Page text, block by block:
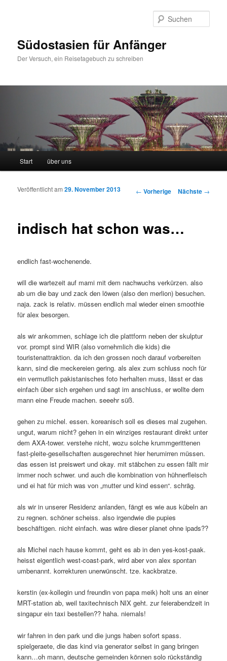
Südostasien für Anfänger
Der Versuch, ein Reisetagebuch zu schreiben
Zum Inhalt wechseln
Zum sekundären Inhalt wechseln
Start über uns
Artikelnavigation
← Vorherige Nächste →
indisch hat schon was…
Veröffentlicht am29. November 2013
endlich fast-wochenende.
will die wartezeit auf mami mit dem nachwuchs verkürzen. also
ab um die bay und zack den löwen (also den merlion) besuchen.
naja. zack is relativ. müssen endlich mal wieder einen smoothie
für alex besorgen.
als wir ankommen, schlage ich die plattform neben der skulptur
vor. prompt sind WIR (also vornehmlich die kids) die
touristenattraktion. da ich den grossen noch darauf vorbereiten
kann, sind die meckereien gering. als alex zum schluss noch für
ein vermutlich pakistanisches foto herhalten muss, lässt er das
einfach über sich ergehen und sagt im anschluss, er wollte dem
mann eine Freude machen. seeehr süß.
gehen zu michel. essen. koreanisch soll es dieses mal zugehen.
ungut, warum nicht? gehen in ein winziges restaurant direkt unter
dem AXA-tower. verstehe nicht, wozu solche krummgerittenen
fast-pleite-gesellschaften ausgerechnet hier herumirren müssen.
das essen ist preiswert und okay. mit stäbchen zu essen fällt mir
immer noch schwer. und auch die kombination von hühnerfleisch
und ei hat für mich was von „mutter und kind essen“. schräg.
als wir in unserer Residenz anlanden, fängt es wie aus kübeln an
zu regnen. schöner scheiss. also irgendwie die pupies
beschäftigen. nicht einfach. was wäre dieser planet ohne ipads??
als Michel nach hause kommt, geht es ab in den yes-kost-paak.
heisst eigentlich west-coast-park, wird aber von alex spontan
umbenannt. korrekturen unerwünscht. tze. kackbratze.
kerstin (ex-kollegin und freundin von papa meik) holt uns an einer
MRT-station ab, weil taxitechnisch NIX geht. zur feierabendzeit in
singapur ein taxi bestellen?? haha. niemals!
wir fahren in den park und die jungs haben sofort spass.
spielgeraete, die das kind via generator selbst in gang bringen
kann…oh mann, deutsche gemeinden können solo rückständig